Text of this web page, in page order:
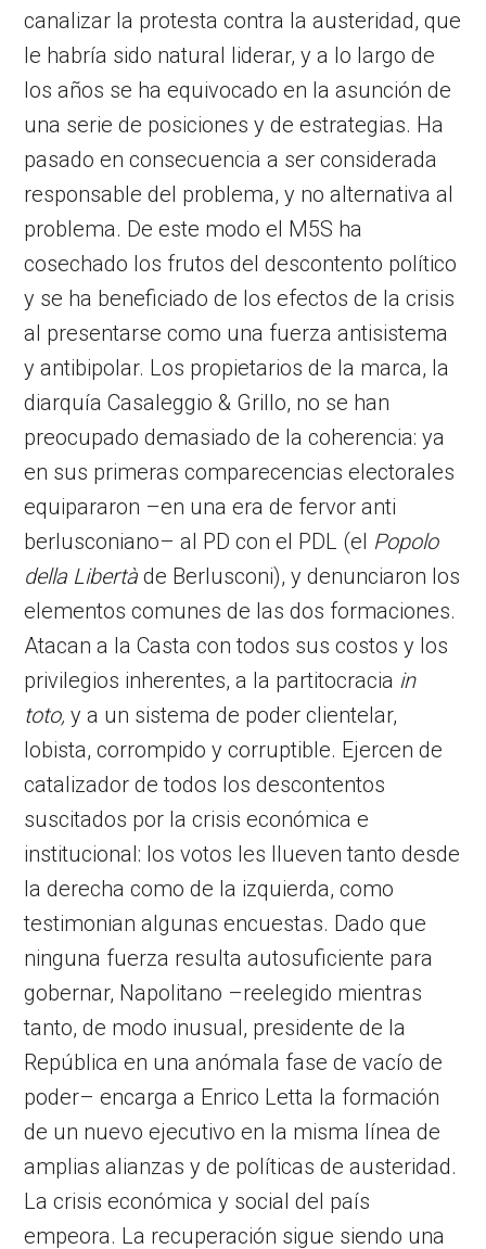
canalizar la protesta contra la austeridad, que
le habría sido natural liderar, y a lo largo de
los años se ha equivocado en la asunción de
una serie de posiciones y de estrategias. Ha
pasado en consecuencia a ser considerada
responsable del problema, y no alternativa al
problema. De este modo el M5S ha
cosechado los frutos del descontento político
y se ha beneficiado de los efectos de la crisis
al presentarse como una fuerza antisistema
y antibipolar. Los propietarios de la marca, la
diarquía Casaleggio & Grillo, no se han
preocupado demasiado de la coherencia: ya
en sus primeras comparecencias electorales
equipararon –en una era de fervor anti
berlusconiano– al PD con el PDL (el Popolo
della Libertà de Berlusconi), y denunciaron los
elementos comunes de las dos formaciones.
Atacan a la Casta con todos sus costos y los
privilegios inherentes, a la partitocracia in
toto, y a un sistema de poder clientelar,
lobista, corrompido y corruptible. Ejercen de
catalizador de todos los descontentos
suscitados por la crisis económica e
institucional: los votos les llueven tanto desde
la derecha como de la izquierda, como
testimonian algunas encuestas. Dado que
ninguna fuerza resulta autosuficiente para
gobernar, Napolitano –reelegido mientras
tanto, de modo inusual, presidente de la
República en una anómala fase de vacío de
poder– encarga a Enrico Letta la formación
de un nuevo ejecutivo en la misma línea de
amplias alianzas y de políticas de austeridad.
La crisis económica y social del país
empeora. La recuperación sigue siendo una